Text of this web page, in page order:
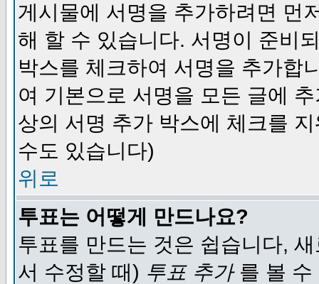
게시물에 서명을 추가하려면 먼
해 할 수 있습니다. 서명이 준비
박스를 체크하여 서명을 추가합
여 기본으로 서명을 모든 글에
상의 서명 추가 박스에 체크를
수도 있습니다)
위로
투표는 어떻게 만드나요?
투표를 만드는 것은 쉽습니다,
서 수정할 때) 투표 추가를 볼 수